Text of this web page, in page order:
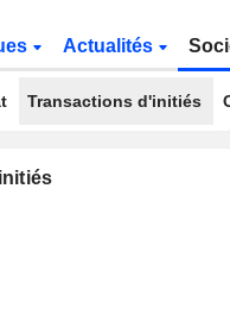
Actualités
Transactions d'initiés